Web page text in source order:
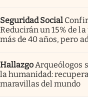
Seguridad Social
Reducirán un 15% de
más de 40 años, pero
Hallazgo Arqueólogos
la humanidad:
maravillas del mundo